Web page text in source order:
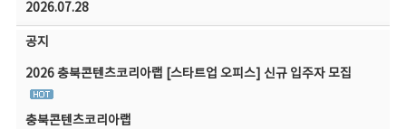
2026.07.28
공지
2026 충북콘텐츠코리아랩 [스타트업 오피스] 신규 입주자 모집
충북콘텐츠코리아랩